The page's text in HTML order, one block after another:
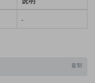
-
复制